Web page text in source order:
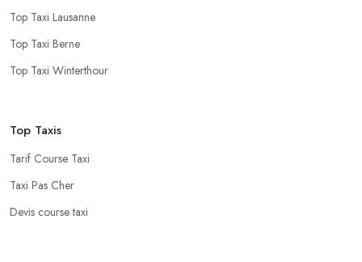
Top Taxi Lausanne
Top Taxi Berne
Top Taxi Winterthour
Top Taxis
Tarif Course Taxi
Taxi Pas Cher
Devis course taxi